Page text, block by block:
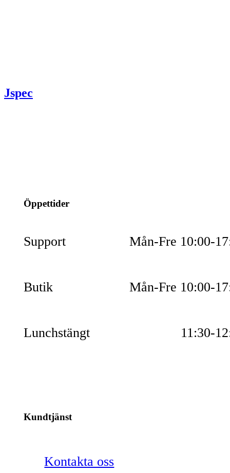
Jspec
Öppettider
Support Mån-Fre 10:00-
Butik Mån-Fre 10:00-
Lunchstängt 11:30-
Kundtjänst
Kontakta oss